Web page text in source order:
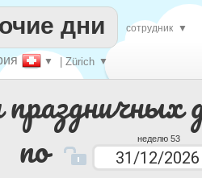
по неделю 53
▼ | Zürich ▼
дни сотрудник ▼